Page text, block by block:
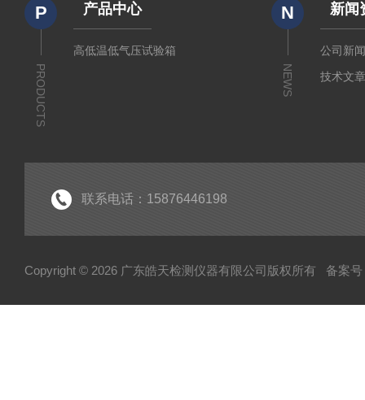
P
PRODUCTS
产品中心
高低温低气压试验箱
N
NEWS
新闻
公司新
技术文
联系电话：15876446198
Copyright © 2026 广东皓天检测仪器有限公司版权所有 备案号